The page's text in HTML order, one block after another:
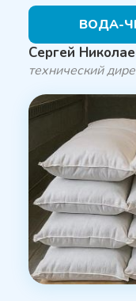
ВОДА-
Сергей
технический